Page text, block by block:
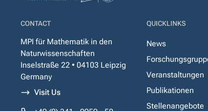
CONTACT
MPI für Mathematik in den
Naturwissenschaften
Inselstraße 22 • 04103 Leipzig
Germany
Visit Us
QUICKLINKS
News
Veranstaltungen
Publikationen
Stellenangebote